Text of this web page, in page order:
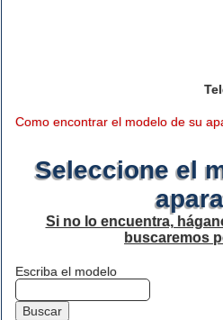
Como encontrar el modelo de su
Seleccione el
Si no lo encuentra,
buscaremos
Escriba el modelo